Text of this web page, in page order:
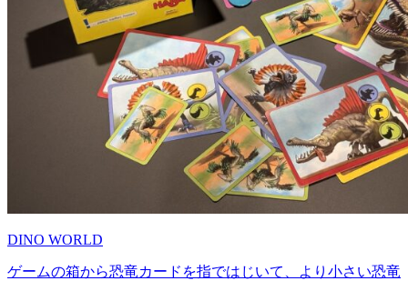
DINO WORLD
ゲームの箱から恐竜カードを指ではじいて、より小さい恐竜